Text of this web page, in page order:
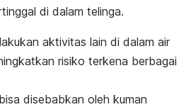
di dalam telinga.
aktivitas lain di dalam air
risiko terkena berbagai
disebabkan oleh kuman